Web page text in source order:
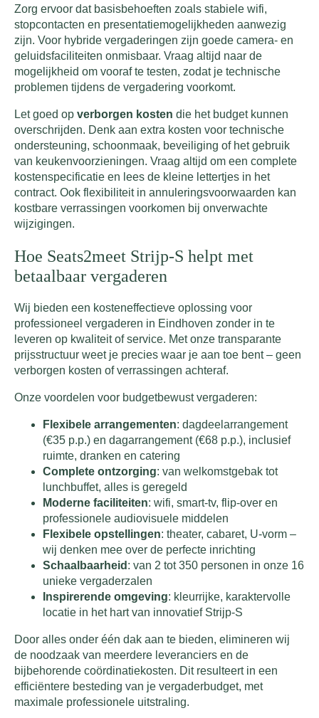
Zorg ervoor dat basisbehoeften zoals stabiele wifi,
stopcontacten en presentatiemogelijkheden aanwezig
zijn. Voor hybride vergaderingen zijn goede camera- en
geluidsfaciliteiten onmisbaar. Vraag altijd naar de
mogelijkheid om vooraf te testen, zodat je technische
problemen tijdens de vergadering voorkomt.
Let goed op verborgen kosten die het budget kunnen
overschrijden. Denk aan extra kosten voor technische
ondersteuning, schoonmaak, beveiliging of het gebruik
van keukenvoorzieningen. Vraag altijd om een complete
kostenspecificatie en lees de kleine lettertjes in het
contract. Ook flexibiliteit in annuleringsvoorwaarden kan
kostbare verrassingen voorkomen bij onverwachte
wijzigingen.
Hoe Seats2meet Strijp-S helpt met
betaalbaar vergaderen
Wij bieden een kosteneffectieve oplossing voor
professioneel vergaderen in Eindhoven zonder in te
leveren op kwaliteit of service. Met onze transparante
prijsstructuur weet je precies waar je aan toe bent – geen
verborgen kosten of verrassingen achteraf.
Onze voordelen voor budgetbewust vergaderen:
Flexibele arrangementen: dagdeelarrangement
(€35 p.p.) en dagarrangement (€68 p.p.), inclusief
ruimte, dranken en catering
Complete ontzorging: van welkomstgebak tot
lunchbuffet, alles is geregeld
Moderne faciliteiten: wifi, smart-tv, flip-over en
professionele audiovisuele middelen
Flexibele opstellingen: theater, cabaret, U-vorm –
wij denken mee over de perfecte inrichting
Schaalbaarheid : van 2 tot 350 personen in onze 16
unieke vergaderzalen
Inspirerende omgeving: kleurrijke, karaktervolle
locatie in het hart van innovatief Strijp-S
Door alles onder één dak aan te bieden, elimineren wij
de noodzaak van meerdere leveranciers en de
bijbehorende coördinatiekosten. Dit resulteert in een
efficiëntere besteding van je vergaderbudget, met
maximale professionele uitstraling.